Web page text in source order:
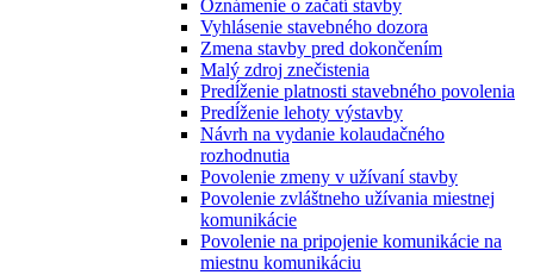
Oznámenie o začatí stavby
Vyhlásenie stavebného dozora
Zmena stavby pred dokončením
Malý zdroj znečistenia
Predĺženie platnosti stavebného povolenia
Predĺženie lehoty výstavby
Návrh na vydanie kolaudačného
rozhodnutia
Povolenie zmeny v užívaní stavby
Povolenie zvláštneho užívania miestnej
komunikácie
Povolenie na pripojenie komunikácie na
miestnu komunikáciu